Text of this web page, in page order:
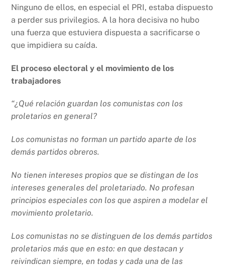
Ninguno de ellos, en especial el PRI, estaba dispuesto
a perder sus privilegios. A la hora decisiva no hubo
una fuerza que estuviera dispuesta a sacrificarse o
que impidiera su caída.
El proceso electoral y el movimiento de los
trabajadores
“¿Qué relación guardan los comunistas con los
proletarios en general?
Los comunistas no forman un partido aparte de los
demás partidos obreros.
No tienen intereses propios que se distingan de los
intereses generales del proletariado. No profesan
principios especiales con los que aspiren a modelar el
movimiento proletario.
Los comunistas no se distinguen de los demás partidos
proletarios más que en esto: en que destacan y
reivindican siempre, en todas y cada una de las